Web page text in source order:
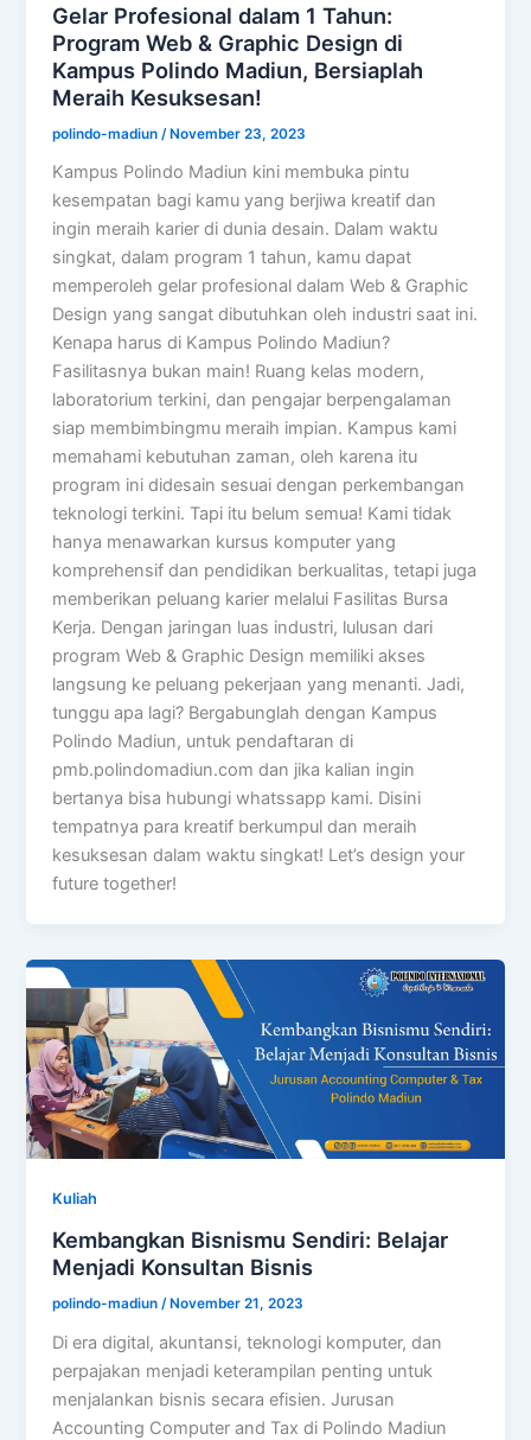
Gelar Profesional dalam 1 Tahun:
Program Web & Graphic Design di
Kampus Polindo Madiun, Bersiaplah
Meraih Kesuksesan!
polindo-madiun /November 23, 2023
Kampus Polindo Madiun kini membuka pintu
kesempatan bagi kamu yang berjiwa kreatif dan
ingin meraih karier di dunia desain. Dalam waktu
singkat, dalam program 1 tahun, kamu dapat
memperoleh gelar profesional dalam Web & Graphic
Design yang sangat dibutuhkan oleh industri saat ini.
Kenapa harus di Kampus Polindo Madiun?
Fasilitasnya bukan main! Ruang kelas modern,
laboratorium terkini, dan pengajar berpengalaman
siap membimbingmu meraih impian. Kampus kami
memahami kebutuhan zaman, oleh karena itu
program ini didesain sesuai dengan perkembangan
teknologi terkini. Tapi itu belum semua! Kami tidak
hanya menawarkan kursus komputer yang
komprehensif dan pendidikan berkualitas, tetapi juga
memberikan peluang karier melalui Fasilitas Bursa
Kerja. Dengan jaringan luas industri, lulusan dari
program Web & Graphic Design memiliki akses
langsung ke peluang pekerjaan yang menanti. Jadi,
tunggu apa lagi? Bergabunglah dengan Kampus
Polindo Madiun, untuk pendaftaran di
pmb.polindomadiun.com dan jika kalian ingin
bertanya bisa hubungi whatssapp kami. Disini
tempatnya para kreatif berkumpul dan meraih
kesuksesan dalam waktu singkat! Let’s design your
future together!
Kuliah
Kembangkan Bisnismu Sendiri: Belajar
Menjadi Konsultan Bisnis
polindo-madiun/ November 21, 2023
Di era digital, akuntansi, teknologi komputer, dan
perpajakan menjadi keterampilan penting untuk
menjalankan bisnis secara efisien. Jurusan
Accounting Computer and Tax di Polindo Madiun